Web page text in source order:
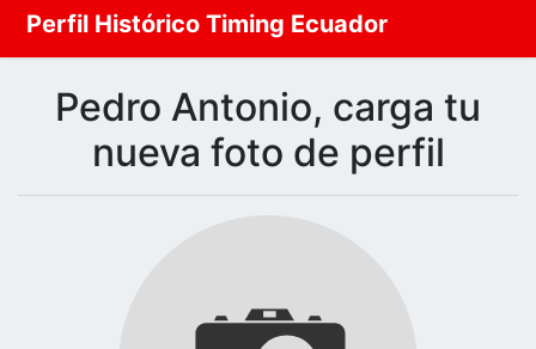
Perfil Histórico Timing Ecuador
Pedro Antonio, carga tu
nueva foto de perfil